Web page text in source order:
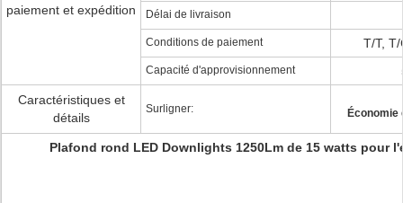
paiement et expédition
Délai de livraison
Conditions de paiement T/T,
Capacité d'approvisionnement
Caractéristiques et
détails
Surligner: Économie
Plafond rond LED Downlights 1250Lm de 15 watts pour